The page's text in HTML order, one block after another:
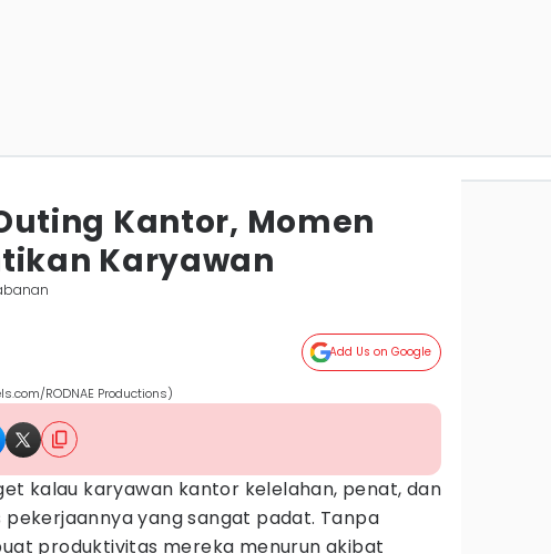
Kantor, Momen
Karyawan
Add Us on Google
RODNAE Productions)
kalau karyawan kantor kelelahan, penat, dan
yang sangat padat. Tanpa
produktivitas mereka menurun akibat